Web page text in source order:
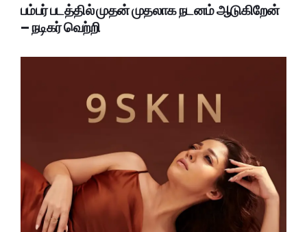
பம்பர் படத்தில் முதன் முதலாக நடனம் ஆடுகிறேன்
– நடிகர் வெற்றி